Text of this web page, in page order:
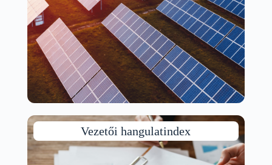
Vezetői hangulatindex